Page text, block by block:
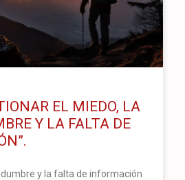
EL MIEDO, LA
Y LA FALTA DE
y la falta de información